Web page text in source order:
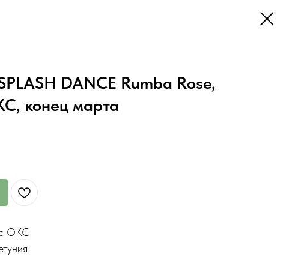
DANCE Rumba Rose,
конец марта
с ОКС